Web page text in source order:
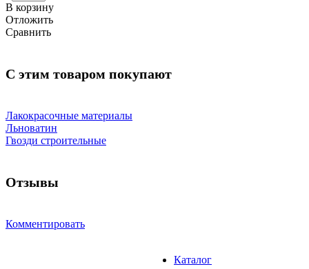
В корзину
Отложить
Сравнить
С этим товаром покупают
Лакокрасочные материалы
Льноватин
Гвозди строительные
Отзывы
Комментировать
Каталог